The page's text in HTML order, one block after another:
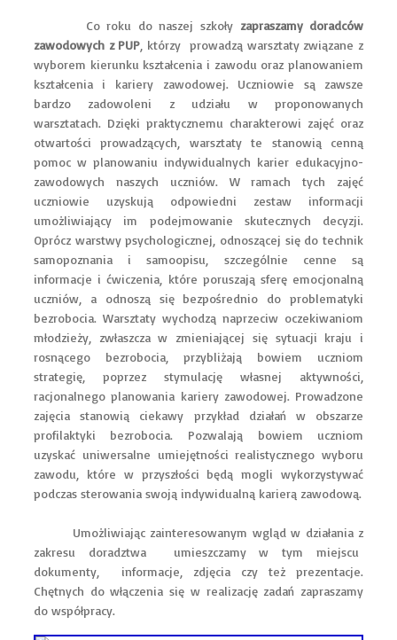
Co roku do naszej szkoły zapraszamy doradców
zawodowych z PUP , którzy prowadzą warsztaty związane z
wyborem kierunku kształcenia i zawodu oraz planowaniem
kształcenia i kariery zawodowej. Uczniowie są zawsze
bardzo zadowoleni z udziału w proponowanych
warsztatach. Dzięki praktycznemu charakterowi zajęć oraz
otwartości prowadzących, warsztaty te stanowią cenną
pomoc w planowaniu indywidualnych karier edukacyjno-
zawodowych naszych uczniów. W ramach tych zajęć
uczniowie uzyskują odpowiedni zestaw informacji
umożliwiający im podejmowanie skutecznych decyzji.
Oprócz warstwy psychologicznej, odnoszącej się do technik
samopoznania i samoopisu, szczególnie cenne są
informacje i ćwiczenia, które poruszają sferę emocjonalną
uczniów, a odnoszą się bezpośrednio do problematyki
bezrobocia. Warsztaty wychodzą naprzeciw oczekiwaniom
młodzieży, zwłaszcza w zmieniającej się sytuacji kraju i
rosnącego bezrobocia, przybliżają bowiem uczniom
strategię, poprzez stymulację własnej aktywności,
racjonalnego planowania kariery zawodowej. Prowadzone
zajęcia stanowią ciekawy przykład działań w obszarze
profilaktyki bezrobocia. Pozwalają bowiem uczniom
uzyskać uniwersalne umiejętności realistycznego wyboru
zawodu, które w przyszłości będą mogli wykorzystywać
podczas sterowania swoją indywidualną karierą zawodową.
Umożliwiając zainteresowanym wgląd w działania z
zakresu doradztwa umieszczamy w tym miejscu
dokumenty, informacje, zdjęcia czy też prezentacje.
Chętnych do włączenia się w realizację zadań zapraszamy
do współpracy.